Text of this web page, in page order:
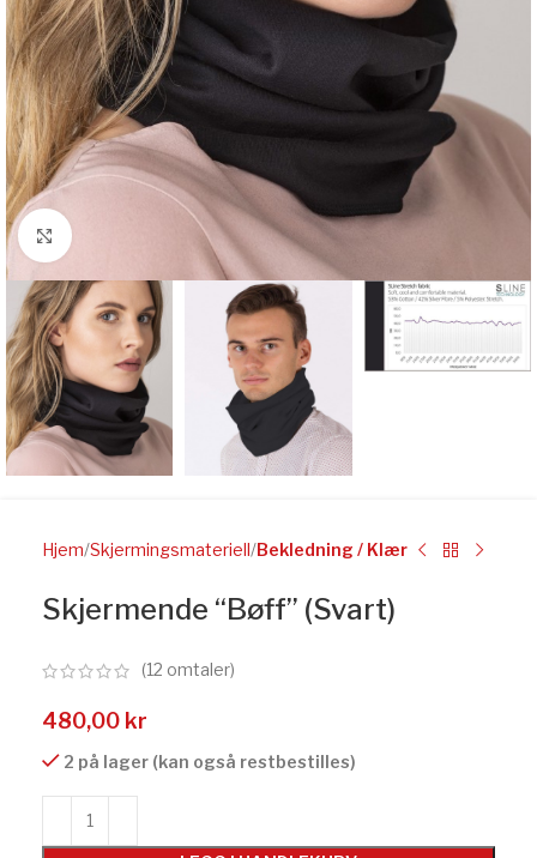
Click to enlarge
Hjem Skjermingsmateriell Bekledning / Klær
Skjermende “Bøff” (Svart)
(12 omtaler)
480,00 kr
2 på lager (kan også restbestilles)